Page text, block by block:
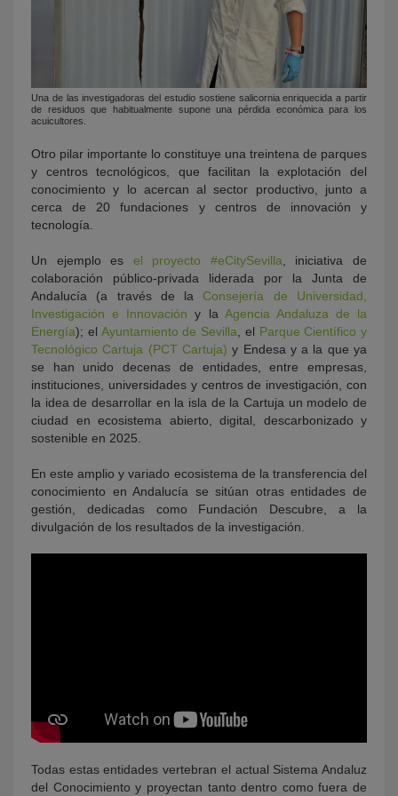
Una de las investigadoras del estudio sostiene salicornia enriquecida a partir
de residuos que habitualmente supone una pérdida económica para los
acuicultores.
Otro pilar importante lo constituye una treintena de parques
y centros tecnológicos, que facilitan la explotación del
conocimiento y lo acercan al sector productivo, junto a
cerca de 20 fundaciones y centros de innovación y
tecnología.
Un ejemplo es el proyecto #eCitySevilla , iniciativa de
colaboración público-privada liderada por la Junta de
Andalucía (a través de laConsejería de Universidad,
Investigación e Innovación y la Agencia Andaluza de la
Energía); el Ayuntamiento de Sevilla , el Parque Científico y
Tecnológico Cartuja (PCT Cartuja) y Endesa y a la que ya
se han unido decenas de entidades, entre empresas,
instituciones, universidades y centros de investigación, con
la idea de desarrollar en la isla de la Cartuja un modelo de
ciudad en ecosistema abierto, digital, descarbonizado y
sostenible en 2025.
En este amplio y variado ecosistema de la transferencia del
conocimiento en Andalucía se sitúan otras entidades de
gestión, dedicadas como Fundación Descubre, a la
divulgación de los resultados de la investigación.
Todas estas entidades vertebran el actual Sistema Andaluz
del Conocimiento y proyectan tanto dentro como fuera de